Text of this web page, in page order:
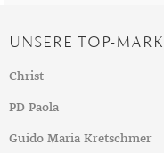
UNSERE TOP-
Christ
PD Paola
Guido Maria Kretschmer